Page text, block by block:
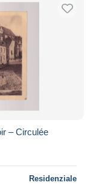
– Circulée
Residenziale